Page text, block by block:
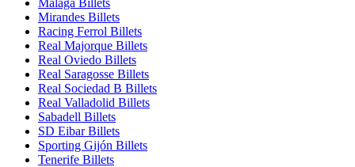
Mirandes Billets
Racing Ferrol Billets
Real Majorque Billets
Real Oviedo Billets
Real Saragosse Billets
Real Sociedad B Billets
Real Valladolid Billets
Sabadell Billets
SD Eibar Billets
Sporting Gijón Billets
Tenerife Billets